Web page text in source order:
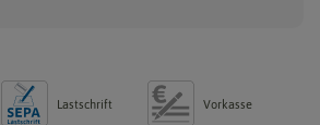
Lastschrift Vorkasse